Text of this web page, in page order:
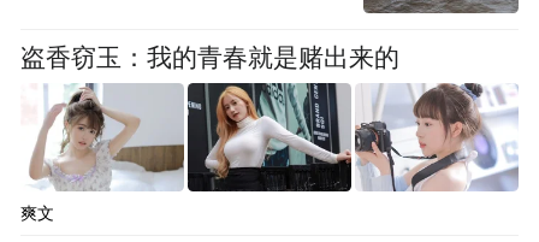
盗香窃玉：我的青春就是赌出来的
爽文